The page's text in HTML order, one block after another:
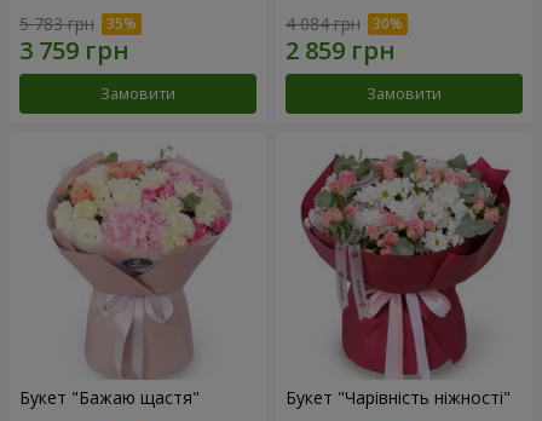
5 783 грн
Замовити
4 084 грн
Замовити
Букет "Бажаю щастя" Букет "Чарівність ніжності"